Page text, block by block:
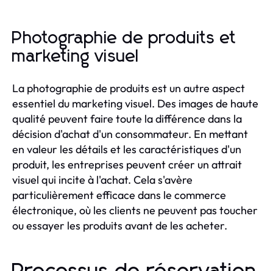
Photographie de produits et
marketing visuel
La photographie de produits est un autre aspect
essentiel du marketing visuel. Des images de haute
qualité peuvent faire toute la différence dans la
décision d'achat d'un consommateur. En mettant
en valeur les détails et les caractéristiques d'un
produit, les entreprises peuvent créer un attrait
visuel qui incite à l'achat. Cela s'avère
particulièrement efficace dans le commerce
électronique, où les clients ne peuvent pas toucher
ou essayer les produits avant de les acheter.